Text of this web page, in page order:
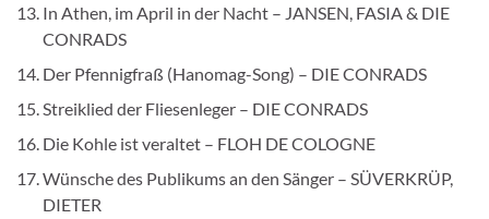
In Athen, im April in der Nacht – JANSEN, FASIA & DIE
CONRADS
Der Pfennigfraß (Hanomag-Song) – DIE CONRADS
Streiklied der Fliesenleger – DIE CONRADS
Die Kohle ist veraltet – FLOH DE COLOGNE
Wünsche des Publikums an den Sänger – SÜVERKRÜP,
DIETER